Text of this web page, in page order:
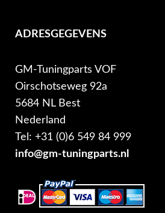
ADRESGEGEVENS
GM-Tuningparts VOF
Oirschotseweg 92a
5684 NL Best
Nederland
Tel: +31 (0)6 549 84 999
info@gm-tuningparts.nl